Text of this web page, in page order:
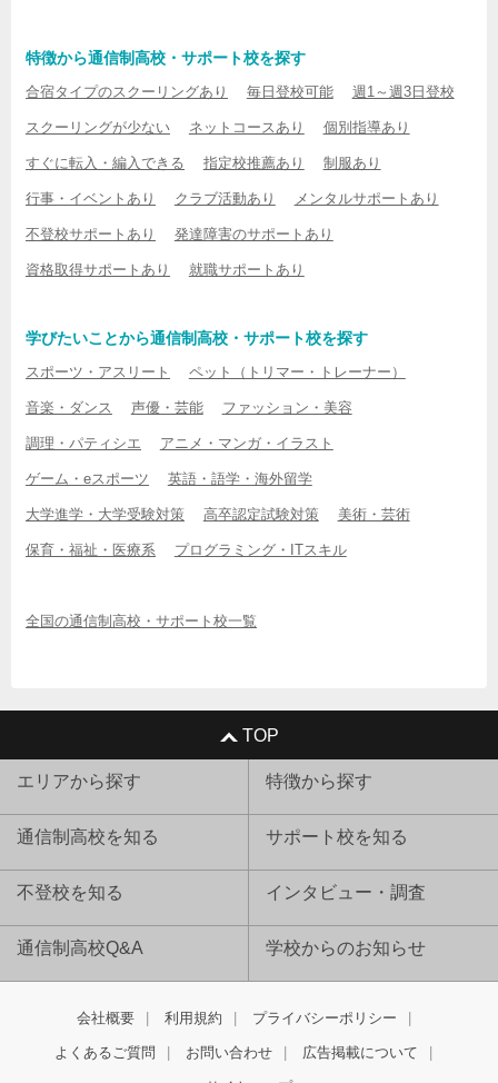
特徴から通信制高校・サポート校を探す
合宿タイプのスクーリングあり 毎日登校可能 週1～週3日登校
スクーリングが少ない ネットコースあり 個別指導あり
すぐに転入・編入できる 指定校推薦あり 制服あり
行事・イベントあり クラブ活動あり メンタルサポートあり
不登校サポートあり 発達障害のサポートあり
資格取得サポートあり 就職サポートあり
学びたいことから通信制高校・サポート校を探す
スポーツ・アスリート ペット（トリマー・トレーナー）
音楽・ダンス 声優・芸能 ファッション・美容
調理・パティシエ アニメ・マンガ・イラスト
ゲーム・eスポーツ 英語・語学・海外留学
大学進学・大学受験対策 高卒認定試験対策 美術・芸術
保育・福祉・医療系 プログラミング・ITスキル
全国の通信制高校・サポート校一覧
TOP
エリアから探す 特徴から探す
通信制高校を知る サポート校を知る
不登校を知る インタビュー・調査
通信制高校Q&A 学校からのお知らせ
会社概要 利用規約 プライバシーポリシー
よくあるご質問 お問い合わせ 広告掲載について